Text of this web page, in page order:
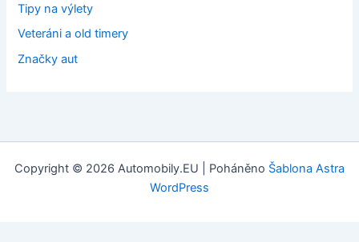
Tipy na výlety
Veteráni a old timery
Značky aut
Copyright © 2026 Automobily.EU | Poháněno Šablona Astra
WordPress